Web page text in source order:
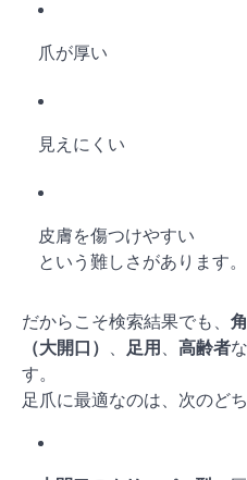
爪が厚い
見えにくい
皮膚を傷つけやすい
という難しさがあります。
だからこそ検索結果でも、
（大開口）
足用 高齢者
す。
足爪に最適なのは、次のどち